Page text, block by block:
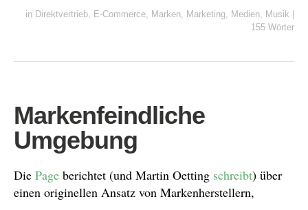
in Direktvertrieb E-Commerce Marken Marketing Medien Musik
155 Wörter
Markenfeindliche
Umgebung
Die Page berichtet (und Martin Oetting schreibt) über
einen originellen Ansatz von Markenherstellern,